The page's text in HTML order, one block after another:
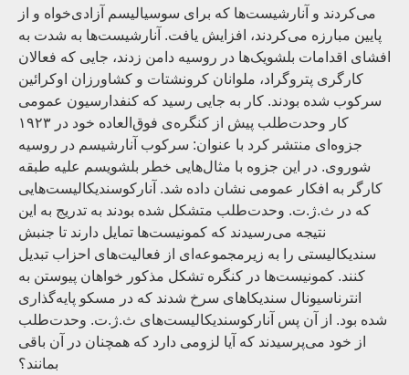
می‌کردند و آنارشیست‌ها که برای سوسیالیسم آزادی‌خواه و از
پایین مبارزه می‌کردند، افزایش یافت. آنارشیست‌ها به شدت به
افشای اقدامات بلشویک‌ها در روسیه دامن زدند، جایی که فعالان
کارگری پتروگراد، ملوانان کرونشتات و کشاورزان اوکرائین
سرکوب شده بودند. کار به جایی رسید که کنفدارسیون عمومی
کار وحدت‌طلب پیش از کنگره‌ی فوق‌العاده خود در ۱۹۲۳
جزوه‌ای منتشر کرد با عنوان: سرکوب آنارشیسم در روسیه
شوروی. در این جزوه با مثال‌هایی خطر بلشویسم علیه طبقه
کارگر به افکار عمومی نشان داده شد. آنارکوسندیکالیست‌هایی
که در ث.ژ.ت. وحدت‌طلب متشکل شده بودند به تدریج به این
نتیجه می‌رسیدند که کمونیست‌ها تمایل دارند تا جنبش
سندیکالیستی را به زیرمجموعه‌ای از فعالیت‌های احزاب تبدیل
کنند. کمونیست‌ها در کنگره تشکل مذکور خواهان پیوستن به
انترناسیونال سندیکاهای سرخ شدند که در مسکو پایه‌گذاری
شده بود. از آن پس آنارکوسندیکالیست‌های ث.ژ.ت. وحدت‌طلب
از خود می‌پرسیدند که آیا لزومی دارد که همچنان در آن باقی
بمانند؟